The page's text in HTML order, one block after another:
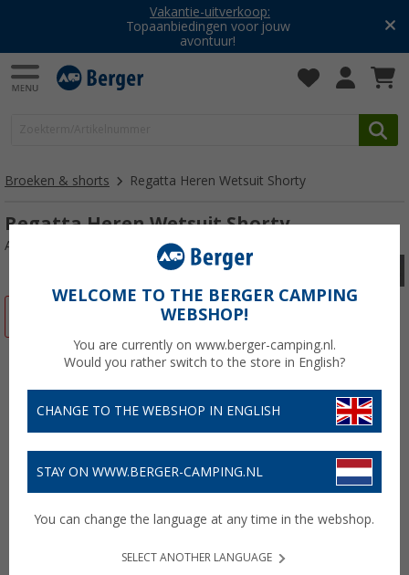
Vakantie-uitverkoop:
Topaanbiedingen voor jouw
avontuur!
Broeken & shorts Regatta Heren Wetsuit Shorty
Regatta Heren Wetsuit Shorty
Artikelnr: 240111S-M
WELCOME TO THE BERGER CAMPING
WEBSHOP!
You are currently on www.berger-camping.nl.
Would you rather switch to the store in English?
CHANGE TO THE WEBSHOP IN ENGLISH
STAY ON WWW.BERGER-CAMPING.NL
You can change the language at any time in the webshop.
SELECT ANOTHER LANGUAGE